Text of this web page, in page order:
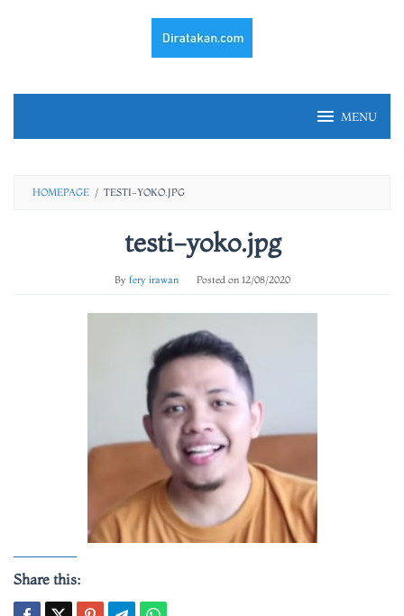
MENU
HOMEPAGE / TESTI-YOKO.JPG
testi-yoko.jpg
By fery irawan Posted on 12/08/2020
Share this: